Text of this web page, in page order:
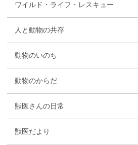
ワイルド・ライフ・レスキュー
人と動物の共存
動物のいのち
動物のからだ
獣医さんの日常
獣医だより